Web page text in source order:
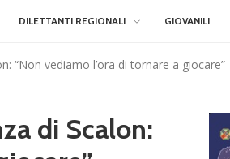
DILETTANTI REGIONALI GIOVANILI
“Non vediamo l’ora di tornare a giocare”
di Scalon: